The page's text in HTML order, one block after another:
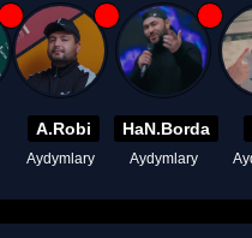
A.Robi
Aydymlary
HaN.Borda
Aydymlary